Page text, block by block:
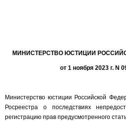
МИНИСТЕРСТВО ЮСТИЦИИ
от 1 ноября 2023 г. N
Министерство юстиции Российской
Росреестра о последствиях
регистрацию прав предусмотренного